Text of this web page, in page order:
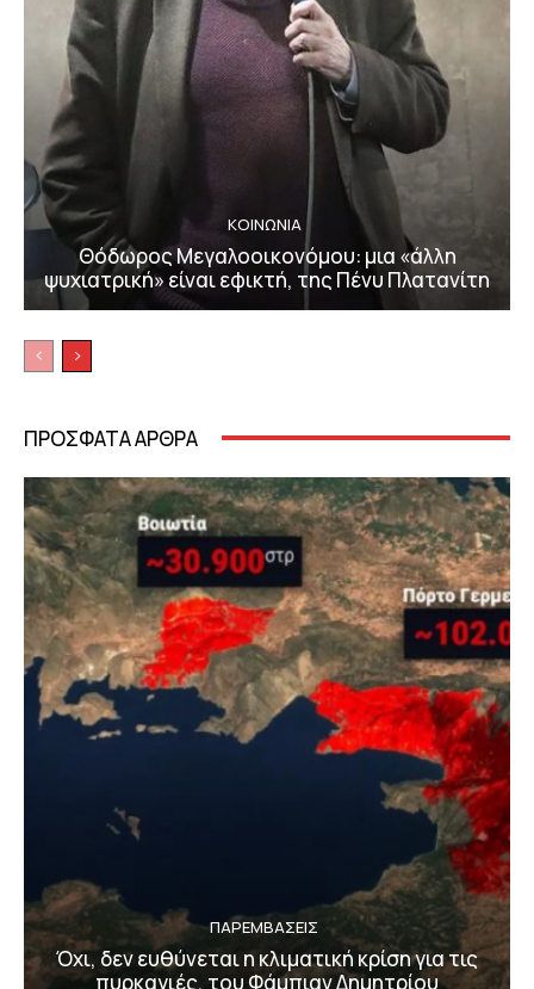
ΚΟΙΝΩΝΙΑ
Θόδωρος Μεγαλοοικονόμου: μια «άλλη
ψυχιατρική» είναι εφικτή, της Πένυ Πλατανίτη
ΠΡΟΣΦΑΤΑ ΑΡΘΡΑ
ΠΑΡΕΜΒΑΣΕΙΣ
Όχι, δεν ευθύνεται η κλιματική κρίση για τις
πυρκαγιές, του Φάμπιαν Δημητρίου